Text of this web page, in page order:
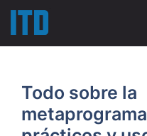
Saltar
contenido
Todo sobre la